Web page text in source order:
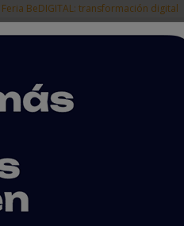
Feria BeDIGITAL: transformación digital
PRODUCTOS